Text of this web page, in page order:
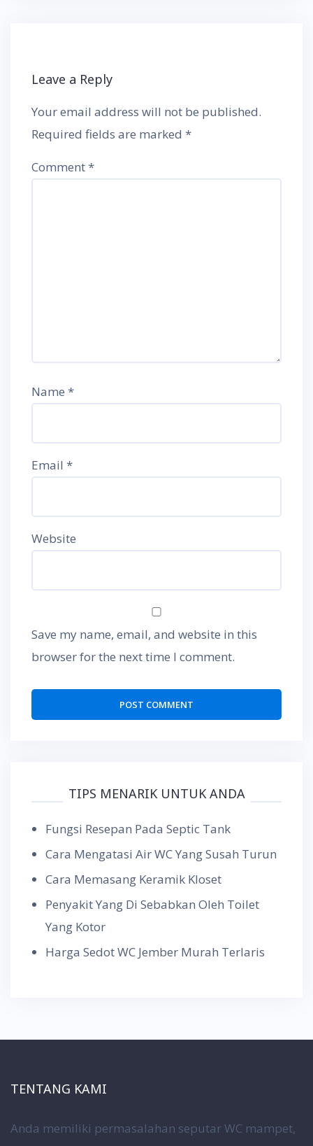
Leave a Reply
Your email address will not be published.
Required fields are marked *
Comment*
Name *
Email *
Website
Save my name, email, and website in this
browser for the next time I comment.
TIPS MENARIK UNTUK ANDA
Fungsi Resepan Pada Septic Tank
Cara Mengatasi Air WC Yang Susah Turun
Cara Memasang Keramik Kloset
Penyakit Yang Di Sebabkan Oleh Toilet
Yang Kotor
Harga Sedot WC Jember Murah Terlaris
TENTANG KAMI
Anda memiliki permasalahan seputar WC mampet,